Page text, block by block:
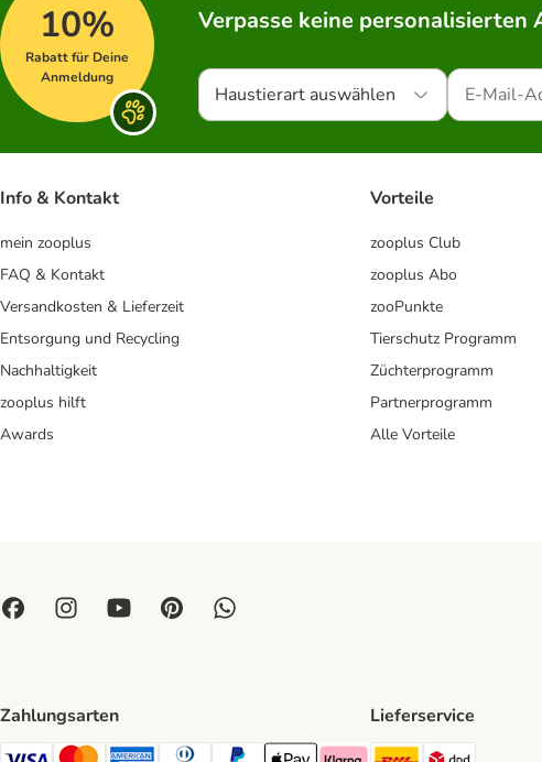
10%
Rabatt für Deine
Anmeldung
Verpasse keine personalisierten
Haustierart auswählen
Info & Kontakt
mein zooplus
FAQ & Kontakt
Versandkosten & Lieferzeit
Entsorgung und Recycling
Nachhaltigkeit
zooplus hilft
Awards
Vorteile
zooplus Club
zooplus Abo
zooPunkte
Tierschutz Programm
Züchterprogramm
Partnerprogramm
Alle Vorteile
Zahlungsarten Lieferservice
DHL Shipping